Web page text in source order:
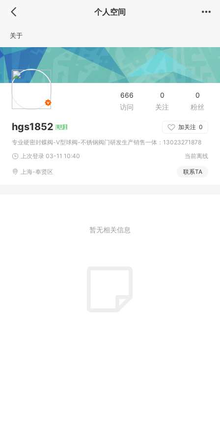
个人空间
0
粉丝
0
关注
666
访问
hgs1852 加关注 0
专业硬密封蝶阀-V型球阀-不锈钢阀门研发生产销售一体：13023271878
上次登录 03-11 10:40
当前离线
上海-奉贤区 联系TA
关于
暂无相关信息